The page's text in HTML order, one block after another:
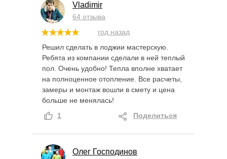
Vladimir
64 отзыва
год назад
Решил сделать в лоджии мастерскую.
Ребята из компании сделали в ней теплый
пол. Очень удобно! Тепла вполне хватает
на полноценное отопление. Все расчеты,
замеры и монтаж вошли в смету и цена
больше не менялась!
1
Поделиться
Олег Господинов